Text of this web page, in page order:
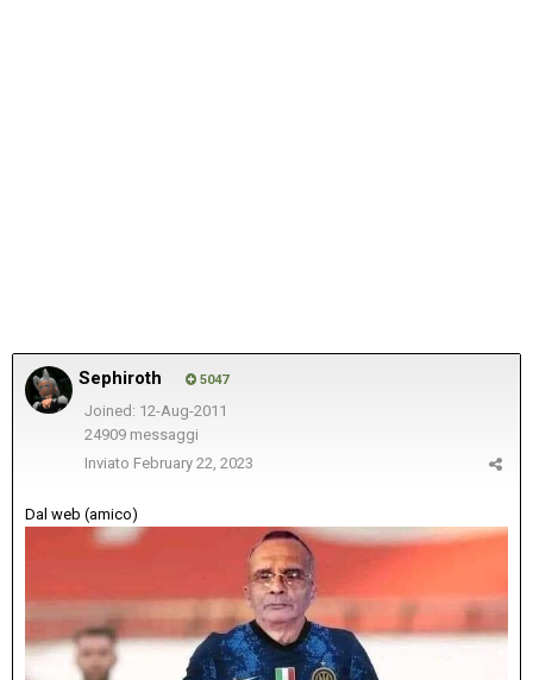
Sephiroth 5047
Joined: 12-Aug-2011
24909 messaggi
Inviato February 22, 2023
Dal web (amico)